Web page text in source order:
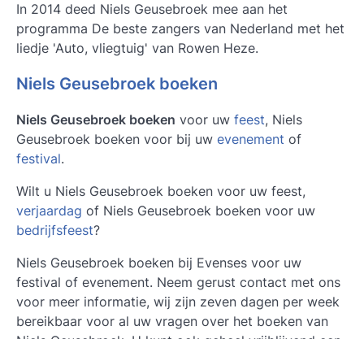
In 2014 deed Niels Geusebroek mee aan het
programma De beste zangers van Nederland met het
liedje 'Auto, vliegtuig' van Rowen Heze.
Niels Geusebroek boeken
Niels Geusebroek boeken voor uw feest, Niels
Geusebroek boeken voor bij uw evenement of
festival.
Wilt u Niels Geusebroek boeken voor uw feest,
verjaardag of Niels Geusebroek boeken voor uw
bedrijfsfeest?
Niels Geusebroek boeken bij Evenses voor uw
festival of evenement. Neem gerust contact met ons
voor meer informatie, wij zijn zeven dagen per week
bereikbaar voor al uw vragen over het boeken van